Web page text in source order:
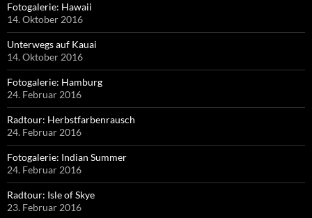
Fotogalerie: Hawaii
14. Oktober 2016
Unterwegs auf Kauai
14. Oktober 2016
Fotogalerie: Hamburg
24. Februar 2016
Radtour: Herbstfarbenrausch
24. Februar 2016
Fotogalerie: Indian Summer
24. Februar 2016
Radtour: Isle of Skye
23. Februar 2016